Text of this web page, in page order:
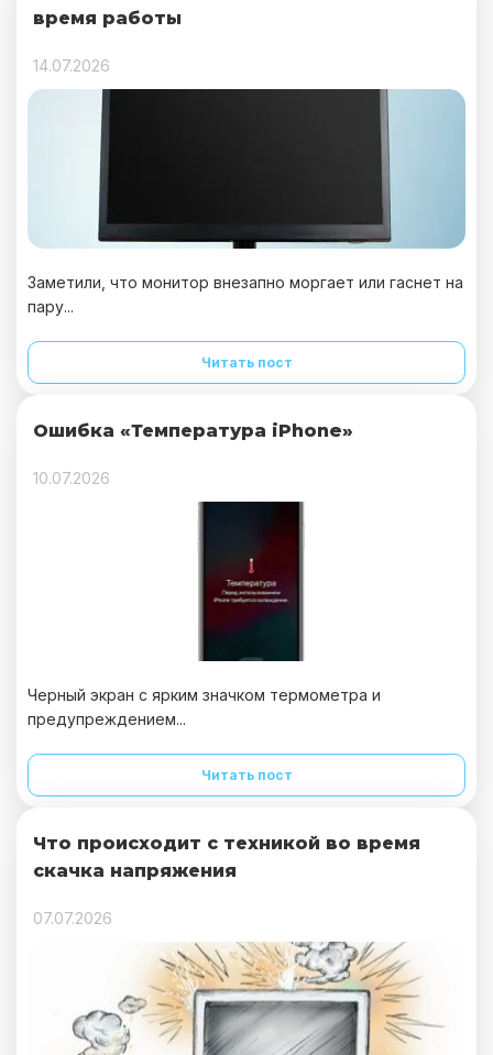
время работы
14.07.2026
Заметили, что монитор внезапно моргает или гаснет на
пару...
Читать пост
Ошибка «Температура iPhone»
10.07.2026
Черный экран с ярким значком термометра и
предупреждением...
Читать пост
Что происходит с техникой во время
скачка напряжения
07.07.2026